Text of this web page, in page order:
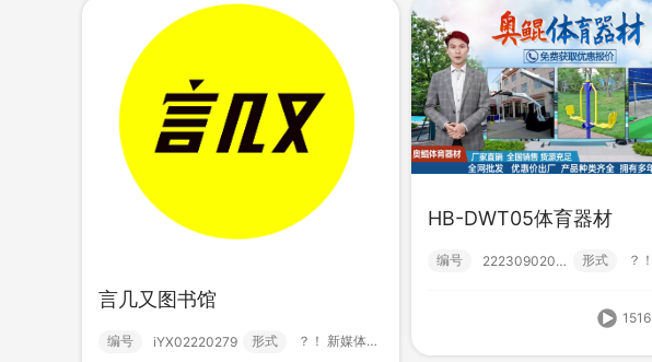
编号
1008
HB-DWT05体育器材
言几又图书馆
编号 iYX02220279 形式 ？！ 新媒体短视频; 营销短视频; 书店; 潮流...
HB-DWT05体育器材
编号 222309020000 形式
1516